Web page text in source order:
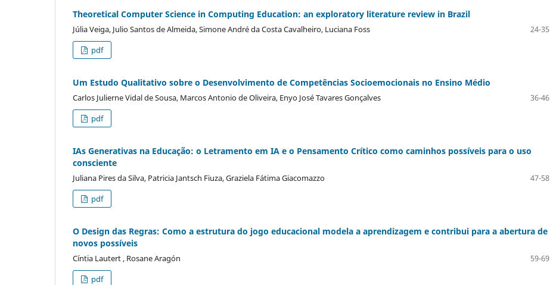
Theoretical Computer Science in Computing Education: an exploratory literature review in Brazil
Júlia Veiga, Julio Santos de Almeida, Simone André da Costa Cavalheiro, Luciana Foss
24-35
pdf
Um Estudo Qualitativo sobre o Desenvolvimento de Competências Socioemocionais no Ensino Médio
Carlos Julierne Vidal de Sousa, Marcos Antonio de Oliveira, Enyo José Tavares Gonçalves
36-46
pdf
IAs Generativas na Educação: o Letramento em IA e o Pensamento Crítico como caminhos possíveis para o uso
consciente
Juliana Pires da Silva, Patricia Jantsch Fiuza, Graziela Fátima Giacomazzo
47-58
pdf
O Design das Regras: Como a estrutura do jogo educacional modela a aprendizagem e contribui para a abertura de
novos possíveis
Cíntia Lautert , Rosane Aragón
59-69
pdf